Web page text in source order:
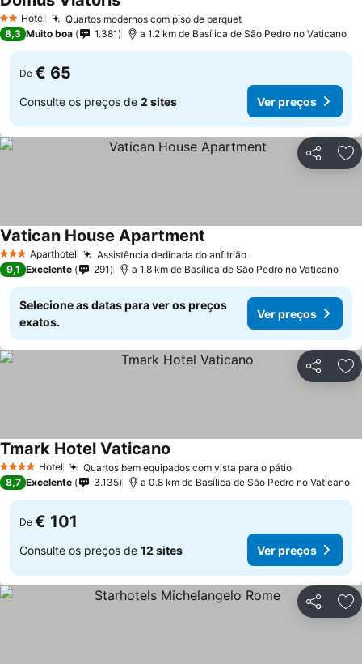
2 Estrelas
Hotel Quartos modernos com piso de parquet
8,3 Muito boa 1.381 a 1.2 km de Basílica de São Pedro no Vaticano
De € 65
Consulte os preços de 2 sites Ver preços
Partilhar
3 EstrelasAparthotel Assistência dedicada do anfitrião
Vatican House Apartment
9,1 Excelente 291 a 1.8 km de Basílica de São Pedro no Vaticano
Selecione as datas para ver os preços
exatos.
Ver preços
Partilhar
4 EstrelasHotel Quartos bem equipados com vista para o pátio
Tmark Hotel Vaticano
8,7 Excelente 3.135 a 0.8 km de Basílica de São Pedro no Vaticano
De € 101
Consulte os preços de 12 sites Ver preços
Partilhar